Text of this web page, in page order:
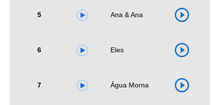
5 Ana & Ana
6 Eles
7 Água Morna